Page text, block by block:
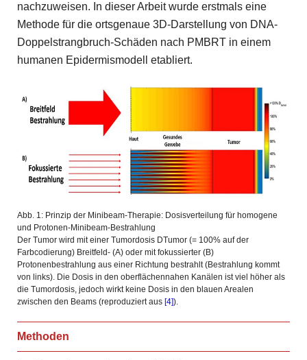
nachzuweisen. In dieser Arbeit wurde erstmals eine
Methode für die ortsgenaue 3D-Darstellung von DNA-
Doppelstrangbruch-Schäden nach PMBRT in einem
humanen Epidermismodell etabliert.
Abb. 1: Prinzip der Minibeam-Therapie: Dosisverteilung für homogene
und Protonen-Minibeam-Bestrahlung
Der Tumor wird mit einer Tumordosis DTumor (= 100% auf der
Farbcodierung) Breitfeld- (A) oder mit fokussierter (B)
Protonenbestrahlung aus einer Richtung bestrahlt (Bestrahlung kommt
von links). Die Dosis in den oberflächennahen Kanälen ist viel höher als
die Tumordosis, jedoch wirkt keine Dosis in den blauen Arealen
zwischen den Beams (reproduziert aus [4]).
Methoden